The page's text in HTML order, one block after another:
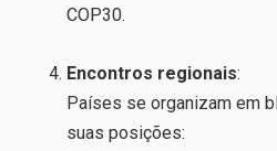
COP30.
Encontros regionais:
Países se organizam em
suas posições: